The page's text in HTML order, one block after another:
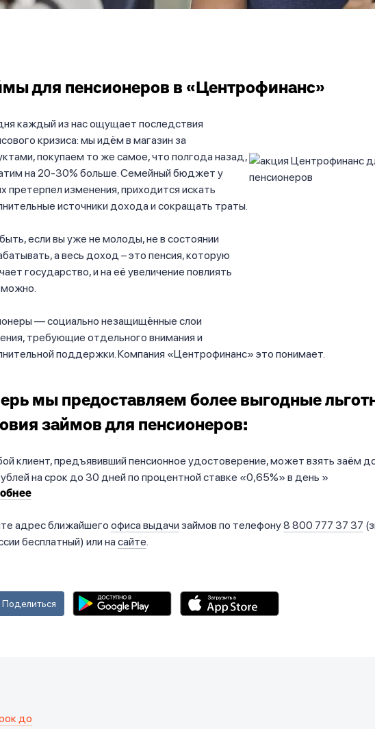
для пенсионеров в «Центрофинанс»
каждый из нас ощущает последствия
кризиса: мы идём в магазин за
покупаем то же самое, что полгода назад,
на 20-30% больше. Семейный бюджет у
претерпел изменения, приходится искать
источники дохода и сокращать траты.
если вы уже не молоды, не в состоянии
а весь доход – это пенсия, которую
государство, и на её увеличение повлиять
— социально незащищённые слои
требующие отдельного внимания и
поддержки. Компания «Центрофинанс» это понимает.
мы предоставляем более выгодные
займов для пенсионеров:
клиент, предъявивший пенсионное удостоверение, может взять заём
на срок до 30 дней по процентной ставке «0,65%» в день
адрес ближайшего офиса выдачи займов по телефону8 800 777 37 37
бесплатный) или на сайте.
Поделиться
до